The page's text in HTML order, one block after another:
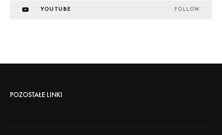
YOUTUBE FOLLOW
POZOSTAŁE LINKI